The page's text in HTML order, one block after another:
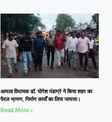
आमला विधायक डॉ. योगेश पंडाग्रे ने किया शहर का
पैदल भ्रमण, निर्माण कार्यों का लिया जायजा।
Read More »